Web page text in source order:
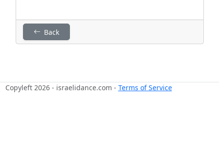
Back
Copyleft 2026 - israelidance.com - Terms of Service